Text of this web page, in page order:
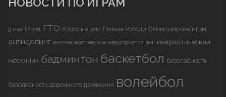
НОВОСТИ ПО ИГРАМ
9 мая Lsport ГТО Кросс нации Лыжня России Олимпийские игры
антидопинг антинаркотические мероприятия антинаркотический
месячник бадминтон баскетбол безопасность
безопасность дорожного движения волейбол